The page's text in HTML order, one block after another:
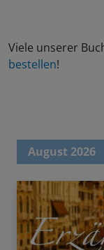
Viele unserer
bestellen!
August 2026